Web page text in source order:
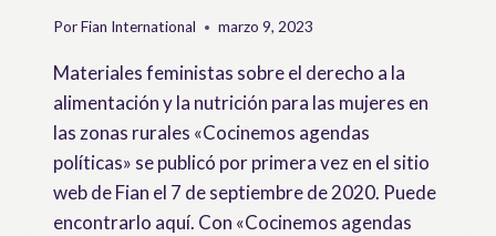
PorFian International marzo 9, 2023
Materiales feministas sobre el derecho a la
alimentación y la nutrición para las mujeres en
las zonas rurales «Cocinemos agendas
políticas» se publicó por primera vez en el sitio
web de Fian el 7 de septiembre de 2020. Puede
encontrarlo aquí. Con «Cocinemos agendas